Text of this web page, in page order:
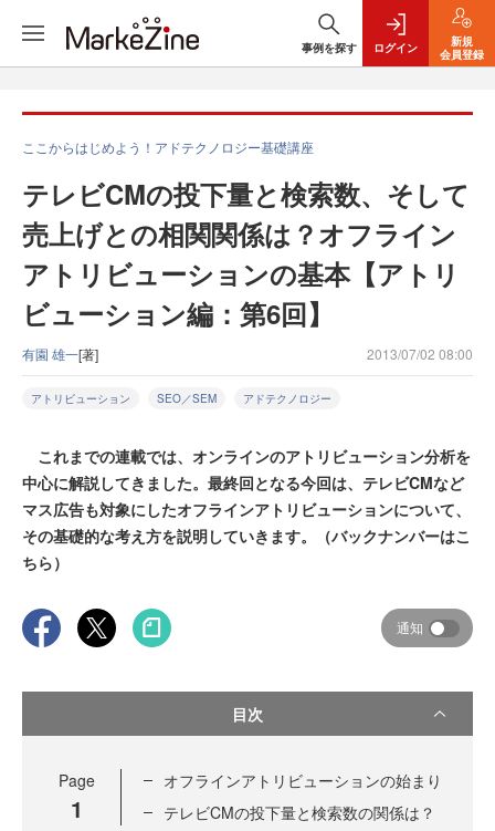
事例を探す ログイン
新規
会員登録
ここからはじめよう！アドテクノロジー基礎講座
テレビCMの投下量と検索数、そして
売上げとの相関関係は？オフライン
アトリビューションの基本【アトリ
ビューション編：第6回】
有園 雄一[著] 2013/07/02 08:00
アトリビューション SEO／SEM アドテクノロジー
これまでの連載では、オンラインのアトリビューション分析を
中心に解説してきました。最終回となる今回は、テレビCMなど
マス広告も対象にしたオフラインアトリビューションについて、
その基礎的な考え方を説明していきます。（バックナンバーはこ
ちら）
通知
目次
Page
1
オフラインアトリビューションの始まり
テレビCMの投下量と検索数の関係は？